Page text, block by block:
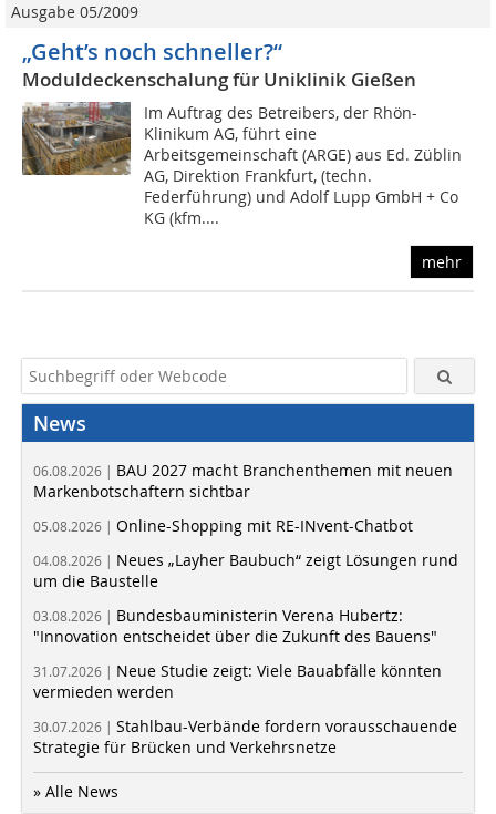
Ausgabe 05/2009
„Geht’s noch schneller?“
Moduldeckenschalung für Uniklinik Gießen
Im Auftrag des Betreibers, der Rhön-
Klinikum AG, führt eine
Arbeitsgemeinschaft (ARGE) aus Ed. Züblin
AG, Direktion Frankfurt, (techn.
Federführung) und Adolf Lupp GmbH + Co
KG (kfm....
mehr
News
06.08.2026 | BAU 2027 macht Branchenthemen mit neuen
Markenbotschaftern sichtbar
05.08.2026 | Online-Shopping mit RE-INvent-Chatbot
04.08.2026 | Neues „Layher Baubuch“ zeigt Lösungen rund
um die Baustelle
03.08.2026 | Bundesbauministerin Verena Hubertz:
"Innovation entscheidet über die Zukunft des Bauens"
31.07.2026 | Neue Studie zeigt: Viele Bauabfälle könnten
vermieden werden
30.07.2026 | Stahlbau-Verbände fordern vorausschauende
Strategie für Brücken und Verkehrsnetze
» Alle News